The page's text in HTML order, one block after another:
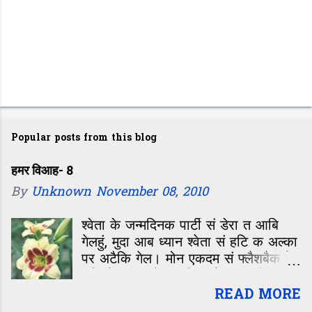
P
o
t
a
C
o
m
m
Popular posts from this blog
हमर विआह- 8
By Unknown November 08, 2010
श्वेता के जन्मदिनक पार्टी सं डेरा त आबि
गेलहुं, मुदा आब ध्यान श्वेता सं हटि क अल्का
पर अटैकि गेल। मोन एकदम सं फ्लैशबैक मे
रंगीन, मस्ती आओर मासूमियत सं भरल समय
READ MORE